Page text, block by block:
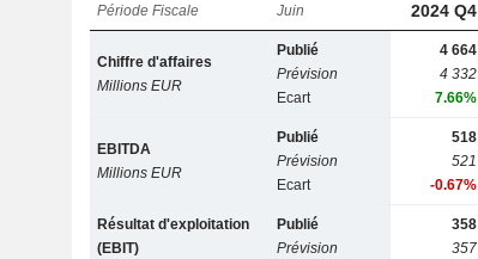
Période Fiscale Juin 2024 Q4
Chiffre d'affaires
Millions EUR
Publié
Prévision
Ecart
4 664
4 332
7.66%
EBITDA
Millions EUR
Publié
Prévision
Ecart
518
521
-0.67%
Résultat d'exploitation
(EBIT)
Publié
Prévision
358
357